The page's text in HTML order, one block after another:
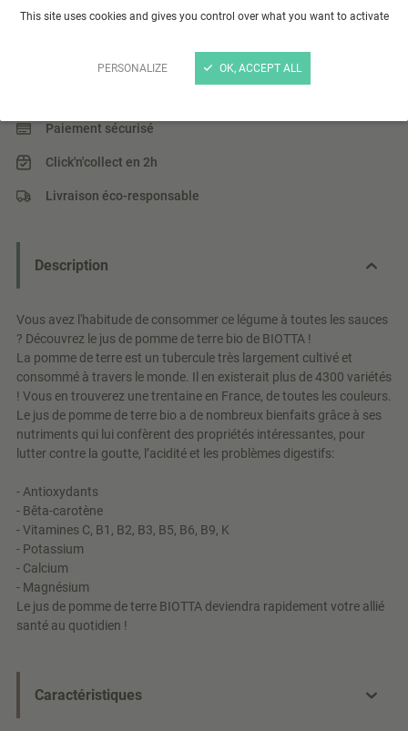
This site uses cookies and gives you control over what you want to activate
PERSONALIZE OK, ACCEPT ALL
Jus de Pomme de Terre BIOTTA
Pur jus de pomme de terre 100% bio
Paiement sécurisé
Click'n'collect en 2h
Livraison éco-responsable
Description
Vous avez l'habitude de consommer ce légume à toutes les sauces
? Découvrez le jus de pomme de terre bio de BIOTTA !
La pomme de terre est un tubercule très largement cultivé et
consommé à travers le monde. Il en existerait plus de 4300 variétés
! Vous en trouverez une trentaine en France, de toutes les couleurs.
Le jus de pomme de terre bio a de nombreux bienfaits grâce à ses
nutriments qui lui confèrent des propriétés intéressantes, pour
lutter contre la goutte, l’acidité et les problèmes digestifs:
- Antioxydants
- Bêta-carotène
- Vitamines C, B1, B2, B3, B5, B6, B9, K
- Potassium
- Calcium
- Magnésium
Le jus de pomme de terre BIOTTA deviendra rapidement votre allié
santé au quotidien !
Caractéristiques